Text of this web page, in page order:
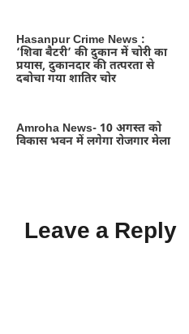
Hasanpur Crime News :
‘शिवा बैटरी’ की दुकान में चोरी का
प्रयास, दुकानदार की तत्परता से
दबोचा गया शातिर चोर
Amroha News- 10 अगस्त को
विकास भवन में लगेगा रोजगार मेला
Leave a Reply